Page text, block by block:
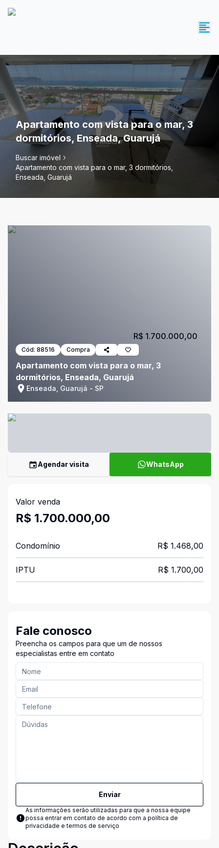
Apartamento com vista para o mar, 3
dormitórios, Enseada, Guarujá
Buscar imóvel
Apartamento com vista para o mar, 3 dormitórios,
Enseada, Guarujá
Cód: 88516 Compra
Apartamento com vista para o mar, 3
dormitórios, Enseada, Guarujá
Enseada, Guarujá - SP
R$ 1.700.000,00
Agendar visita WhatsApp
Valor venda
R$ 1.700.000,00
Condomínio R$ 1.468,00
IPTU R$ 1.700,00
Fale conosco
Preencha os campos para que um de nossos
especialistas entre em contato
Enviar
As informações serão utilizadas para que a nossa equipe
possa entrar em contato de acordo com a política de
privacidade e termos de serviço